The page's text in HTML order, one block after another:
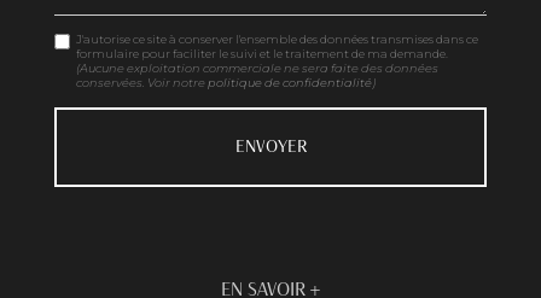
J'autorise ce site à conserver l'ensemble des données transmises dans ce
formulaire pour faciliter le suivi et le traitement de ma demande.
(Aucune exploitation commerciale ne sera faite des données
conservées. Voir notre politique de confidentialité)
EN SAVOIR +